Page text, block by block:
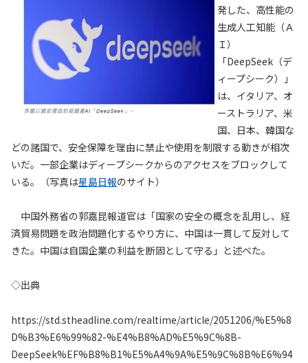
発した、高性能の
生成人工知能（Ａ
Ｉ）
「DeepSeek（デ
ィープシーク）」
は、イタリア、オ
ーストラリア、米
国、日本、韓国な
どの諸国で、安全保障を理由に禁止や使用を制限する動きが相次
いだ。一部企業はディープシークからのアクセスをブロックして
いる。（写真は星島日報のサイト）
中国外務省の郭嘉昆報道官は「国家の安全の概念を乱用し、経
済貿易問題を政治問題化するやり方に、中国は一貫して反対して
きた。中国は自国企業の利益を断固として守る」と述べた。
◇出典
https://std.stheadline.com/realtime/article/2051206/%E5%8
D%B3%E6%99%82-%E4%B8%AD%E5%9C%8B-
DeepSeek%EF%B8%B1%E5%A4%9A%E5%9C%8B%E6%94